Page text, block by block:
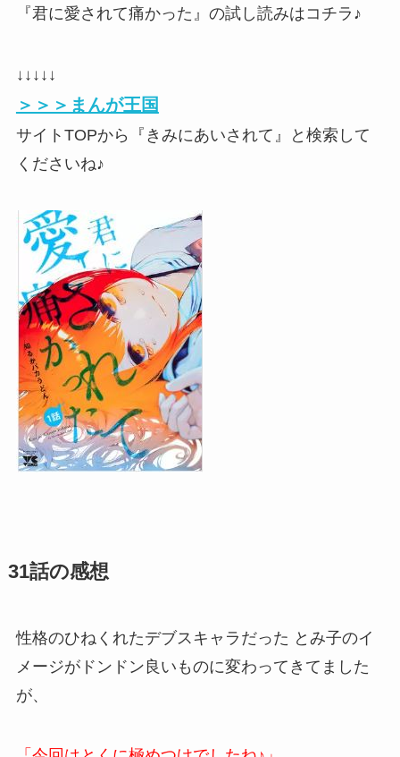
『君に愛されて痛かった』の試し読みはコチラ♪
↓↓↓↓↓
＞＞＞まんが王国
サイトTOPから『きみにあいされて』と検索して
くださいね♪
31話の感想
性格のひねくれたデブスキャラだった とみ子のイ
メージがドンドン良いものに変わってきてました
が、